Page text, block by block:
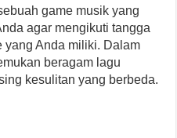
game musik yang
agar mengikuti tangga
yang Anda miliki. Dalam
beragam lagu
kesulitan yang berbeda.